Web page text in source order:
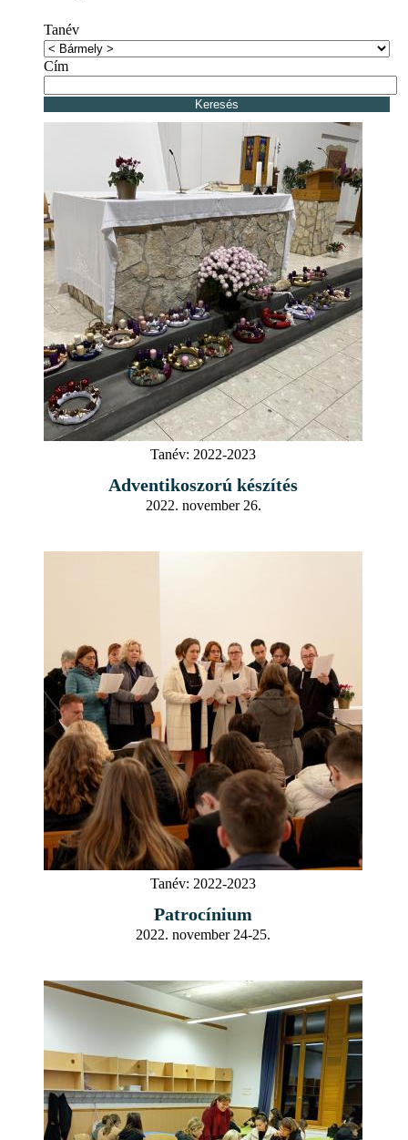
Tanév
Cím
Tanév: 2022-2023
Adventikoszorú készítés
2022. november 26.
Tanév: 2022-2023
Patrocínium
2022. november 24-25.